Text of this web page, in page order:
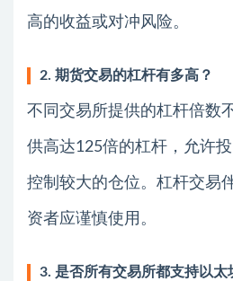
高的收益或对冲风险。
2. 期货交易的杠杆有多高？
不同交易所提供的杠杆倍数
供高达125倍的杠杆，允许
控制较大的仓位。杠杆交易
资者应谨慎使用。
3. 是否所有交易所都支持以太